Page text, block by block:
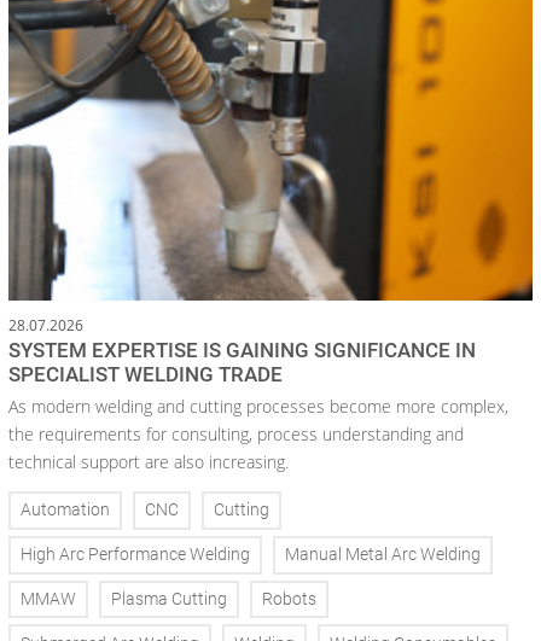
28.07.2026
SYSTEM EXPERTISE IS GAINING SIGNIFICANCE IN
SPECIALIST WELDING TRADE
As modern welding and cutting processes become more complex,
the requirements for consulting, process understanding and
technical support are also increasing.
Automation CNC Cutting
High Arc Performance Welding Manual Metal Arc Welding
MMAW Plasma Cutting Robots